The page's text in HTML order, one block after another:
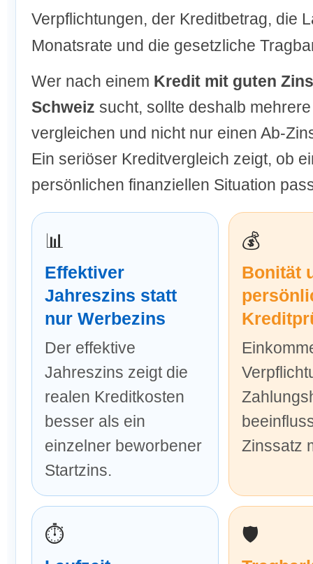
Verpflichtungen, der Kreditbetrag, die
Monatsrate und die gesetzliche
Wer nach einem Kredit mit guten
Schweiz sucht, sollte deshalb
vergleichen und nicht nur einen Ab-
Ein seriöser Kreditvergleich zeigt, ob
persönlichen finanziellen Situation
📊
Effektiver
Jahreszins statt
nur Werbezins
Der effektive
Jahreszins zeigt die
realen Kreditkosten
besser als ein
einzelner beworbener
Startzins.
💰
Bonität
Zinssatz
⏱️ 🛡️